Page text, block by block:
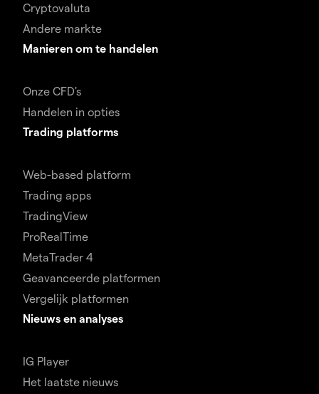
Cryptovaluta
Andere markte
Manieren om te handelen
Onze CFD's
Handelen in opties
Trading platforms
Web-based platform
Trading apps
TradingView
ProRealTime
MetaTrader 4
Geavanceerde platformen
Vergelijk platformen
Nieuws en analyses
IG Player
Het laatste nieuws